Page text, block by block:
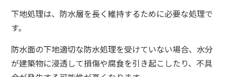
下地処理は、防水層を長く維持するために必要な処理で
す。
防水面の下地適切な防水処理を受けていない場合、水分
が建築物に浸透して損傷や腐食を引き起こしたり、不具